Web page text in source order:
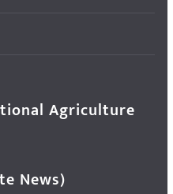
Agriculture
News)